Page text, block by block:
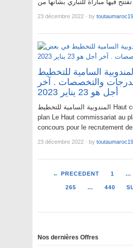
23 décembre 2022 · by
السامية للتخطيط
والتخصصات . آخر
أجل هو 23 يناير 2023
المندوبية السامية للتخطيط Haut commissariat au
plan Le Haut commissariat au
concours pour le recrutement
23 décembre 2022 · by
← PRECEDENT 1 …
265 … 440
Nos dernières Offres